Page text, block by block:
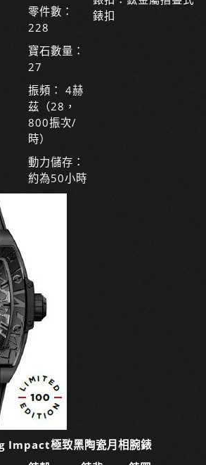
零件數：
228
寶石數量：
27
振頻： 4赫
茲（28，
800振次/
時）
動力儲存：
約為50小時
錶扣
極致黑陶瓷月相腕錶